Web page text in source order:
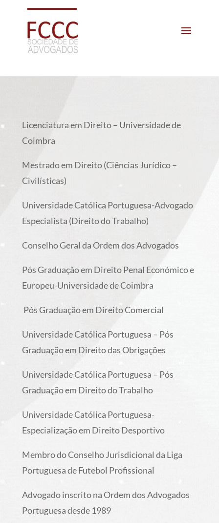
Licenciatura em Direito – Universidade de
Coimbra
Mestrado em Direito (Ciências Jurídico –
Civilísticas)
Universidade Católica Portuguesa-Advogado
Especialista (Direito do Trabalho)
Conselho Geral da Ordem dos Advogados
Pós Graduação em Direito Penal Económico e
Europeu-Universidade de Coimbra
Pós Graduação em Direito Comercial
Universidade Católica Portuguesa – Pós
Graduação em Direito das Obrigações
Universidade Católica Portuguesa – Pós
Graduação em Direito do Trabalho
Universidade Católica Portuguesa-
Especialização em Direito Desportivo
Membro do Conselho Jurisdicional da Liga
Portuguesa de Futebol Profissional
Advogado inscrito na Ordem dos Advogados
Portuguesa desde 1989